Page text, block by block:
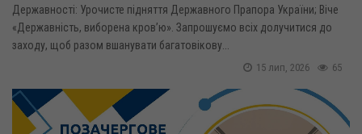
Державності: Урочисте підняття Державного Прапора України; Віче
«Державність, виборена кров’ю». Запрошуємо всіх долучитися до
заходу, щоб разом вшанувати багатовікову...
65
15 лип, 2026